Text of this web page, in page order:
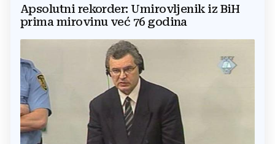
Apsolutni rekorder: Umirovljenik iz BiH
prima mirovinu već 76 godina